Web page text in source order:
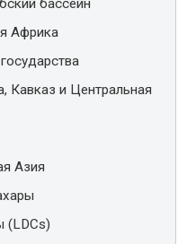
Африка
Кавказ и Центральная
Азия
(LDCs)